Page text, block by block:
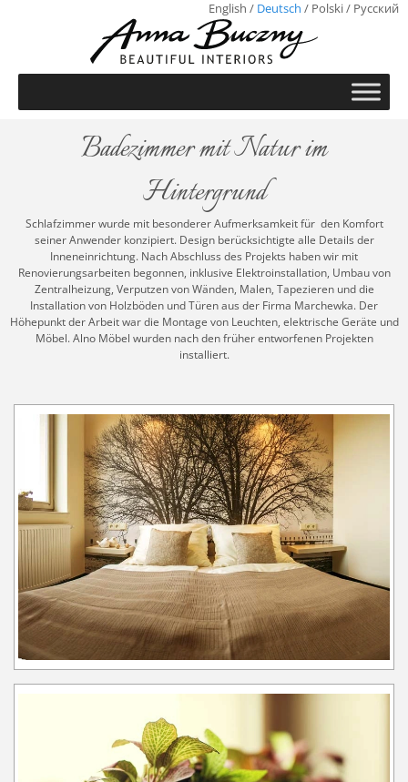
English / Deutsch / Polski/ Русский
Badezimmer mit Natur im
Hintergrund
Schlafzimmer wurde mit besonderer Aufmerksamkeit für den Komfort
seiner Anwender konzipiert. Design berücksichtigte alle Details der
Inneneinrichtung. Nach Abschluss des Projekts haben wir mit
Renovierungsarbeiten begonnen, inklusive Elektroinstallation, Umbau von
Zentralheizung, Verputzen von Wänden, Malen, Tapezieren und die
Installation von Holzböden und Türen aus der Firma Marchewka. Der
Höhepunkt der Arbeit war die Montage von Leuchten, elektrische Geräte und
Möbel. Alno Möbel wurden nach den früher entworfenen Projekten
installiert.